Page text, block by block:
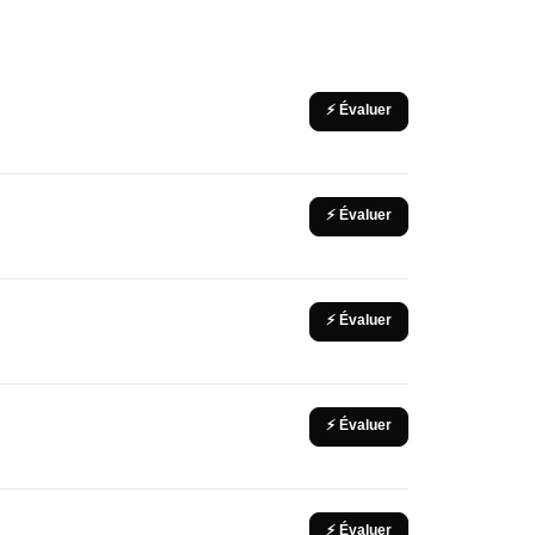
⚡ Évaluer
⚡ Évaluer
⚡ Évaluer
⚡ Évaluer
⚡ Évaluer